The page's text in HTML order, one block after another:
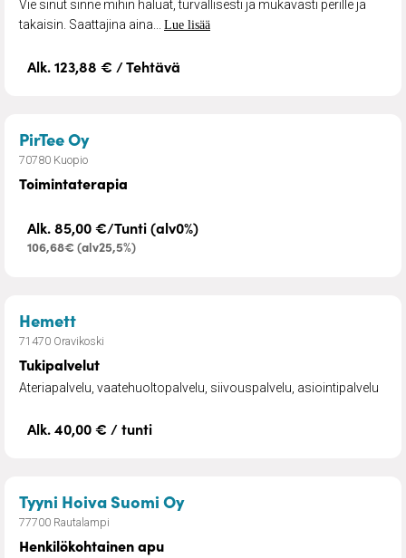
Vie sinut sinne mihin haluat, turvallisesti ja mukavasti perille ja
takaisin. Saattajina aina... Lue lisää
Alk. 123,88 € / Tehtävä
PirTee Oy– Toimintaterapia
70780 Kuopio
Toimintaterapia
Alk. 85,00 €/Tunti (alv0%)
106,68€ (alv25,5%)
Hemett– Tukipalvelut
71470 Oravikoski
Tukipalvelut
Ateriapalvelu, vaatehuoltopalvelu, siivouspalvelu, asiointipalvelu
Alk. 40,00 € / tunti
Tyyni Hoiva Suomi Oy– Henkilökohtainen apu
77700 Rautalampi
Henkilökohtainen apu